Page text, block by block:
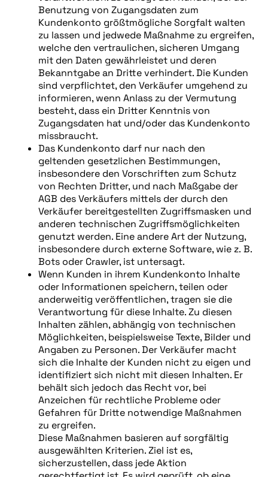
Benutzung von Zugangsdaten zum
Kundenkonto größtmögliche Sorgfalt walten
zu lassen und jedwede Maßnahme zu ergreifen,
welche den vertraulichen, sicheren Umgang
mit den Daten gewährleistet und deren
Bekanntgabe an Dritte verhindert. Die Kunden
sind verpflichtet, den Verkäufer umgehend zu
informieren, wenn Anlass zu der Vermutung
besteht, dass ein Dritter Kenntnis von
Zugangsdaten hat und/oder das Kundenkonto
missbraucht.
Das Kundenkonto darf nur nach den
geltenden gesetzlichen Bestimmungen,
insbesondere den Vorschriften zum Schutz
von Rechten Dritter, und nach Maßgabe der
AGB des Verkäufers mittels der durch den
Verkäufer bereitgestellten Zugriffsmasken und
anderen technischen Zugriffsmöglichkeiten
genutzt werden. Eine andere Art der Nutzung,
insbesondere durch externe Software, wie z. B.
Bots oder Crawler, ist untersagt.
Wenn Kunden in ihrem Kundenkonto Inhalte
oder Informationen speichern, teilen oder
anderweitig veröffentlichen, tragen sie die
Verantwortung für diese Inhalte. Zu diesen
Inhalten zählen, abhängig von technischen
Möglichkeiten, beispielsweise Texte, Bilder und
Angaben zu Personen. Der Verkäufer macht
sich die Inhalte der Kunden nicht zu eigen und
identifiziert sich nicht mit diesen Inhalten. Er
behält sich jedoch das Recht vor, bei
Anzeichen für rechtliche Probleme oder
Gefahren für Dritte notwendige Maßnahmen
zu ergreifen.
Diese Maßnahmen basieren auf sorgfältig
ausgewählten Kriterien. Ziel ist es,
sicherzustellen, dass jede Aktion